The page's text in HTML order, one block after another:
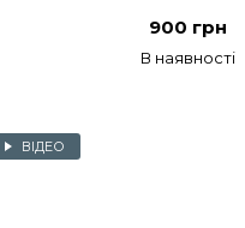
900 грн
В наявності
ВІДЕО